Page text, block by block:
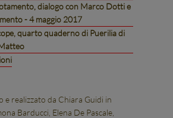
dialogo con Marco Dotti e
- 4 maggio 2017
quarto quaderno di Puerilia di
e realizzato da Chiara Guidi in
Barducci, Elena De Pascale,